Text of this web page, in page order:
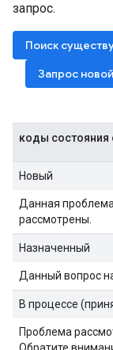
запрос.
Поиск
Запрос
коды состояния
Новый
Данная
рассмотрены.
Назначенный
Данный вопрос
В процессе
Проблема
Обратите